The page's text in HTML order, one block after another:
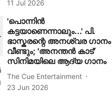
11 Jul 2026
'പൊന്നിൻ
കട്ടയാണെന്നാലും...' പി.
ഭാസ്കരന്റെ അനശ്വര ഗാനം
വീണ്ടും; 'അനന്തൻ കാട്'
സിനിമയിലെ ആദ്യ ഗാനം
The Cue Entertainment
23 Jun 2026